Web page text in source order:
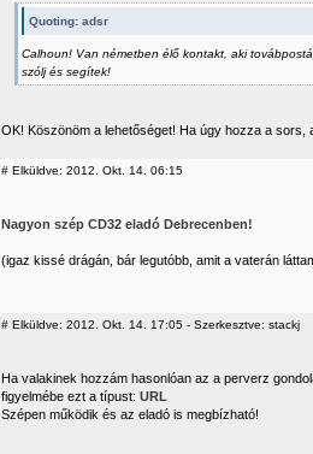
Quoting: adsr
Calhoun! Van németben élő kontakt, aki
szólj és segítek!
OK! Köszönöm a lehetőséget! Ha úgy hozza a sors,
# Elküldve: 2012. Okt. 14. 06:15
Nagyon szép CD32 eladó Debrecenben!
(igaz kissé drágán, bár legutóbb, amit a vaterán
# Elküldve: 2012. Okt. 14. 17:05 - Szerkesztve: stackj
Ha valakinek hozzám hasonlóan az a perverz
figyelmébe ezt a típust: URL
Szépen működik és az eladó is megbízható!